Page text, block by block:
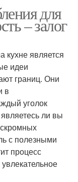
для
– залог
кухне является
идеи
границ. Они
в
уголок
ли вы
с полезными
процесс